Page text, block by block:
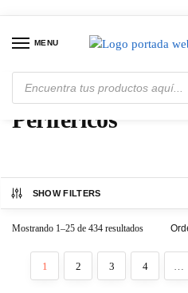
MENU
Inicio / Periféricos
Periféricos
SHOW FILTERS
Mostrando 1–25 de 434 resultados
1 2 3 4 …